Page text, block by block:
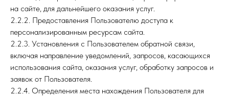
на сайте, для дальнейшего оказания услуг.
2.2.2. Предоставления Пользователю доступа к
персонализированным ресурсам сайта.
2.2.3. Установления с Пользователем обратной связи,
включая направление уведомлений, запросов, касающихся
использования сайта, оказания услуг, обработку запросов и
заявок от Пользователя.
2.2.4. Определения места нахождения Пользователя для